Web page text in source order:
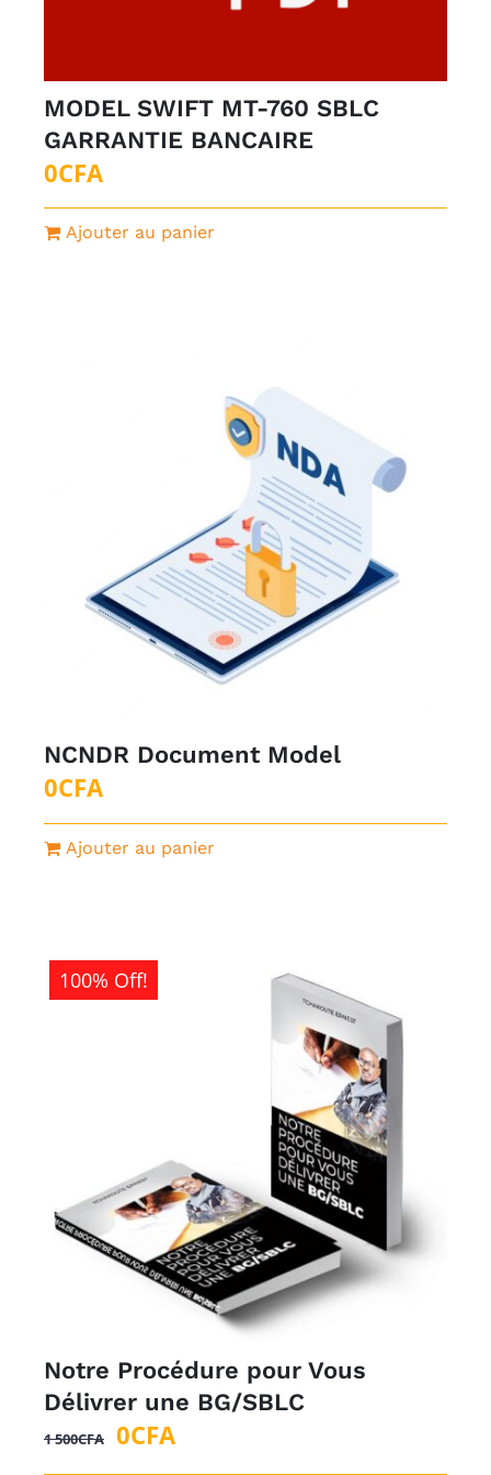
MODEL SWIFT MT-760 SBLC
GARRANTIE BANCAIRE
0CFA
Ajouter au panier
NCNDR Document Model
0CFA
Ajouter au panier
100% Off!
Notre Procédure pour Vous
Délivrer une BG/SBLC
1 500CFA
Le
prix
0CFALe
prix